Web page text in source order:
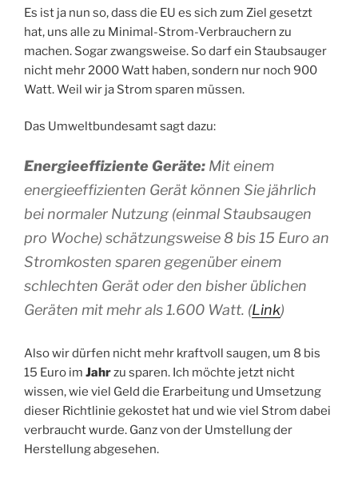
Es ist ja nun so, dass die EU es sich zum Ziel gesetzt
hat, uns alle zu Minimal-Strom-Verbrauchern zu
machen. Sogar zwangsweise. So darf ein Staubsauger
nicht mehr 2000 Watt haben, sondern nur noch 900
Watt. Weil wir ja Strom sparen müssen.
Das Umweltbundesamt sagt dazu:
Energieeffiziente Geräte: Mit einem
energieeffizienten Gerät können Sie jährlich
bei normaler Nutzung (einmal Staubsaugen
pro Woche) schätzungsweise 8 bis 15 Euro an
Stromkosten sparen gegenüber einem
schlechten Gerät oder den bisher üblichen
Geräten mit mehr als 1.600 Watt. (Link)
Also wir dürfen nicht mehr kraftvoll saugen, um 8 bis
15 Euro im Jahrzu sparen. Ich möchte jetzt nicht
wissen, wie viel Geld die Erarbeitung und Umsetzung
dieser Richtlinie gekostet hat und wie viel Strom dabei
verbraucht wurde. Ganz von der Umstellung der
Herstellung abgesehen.